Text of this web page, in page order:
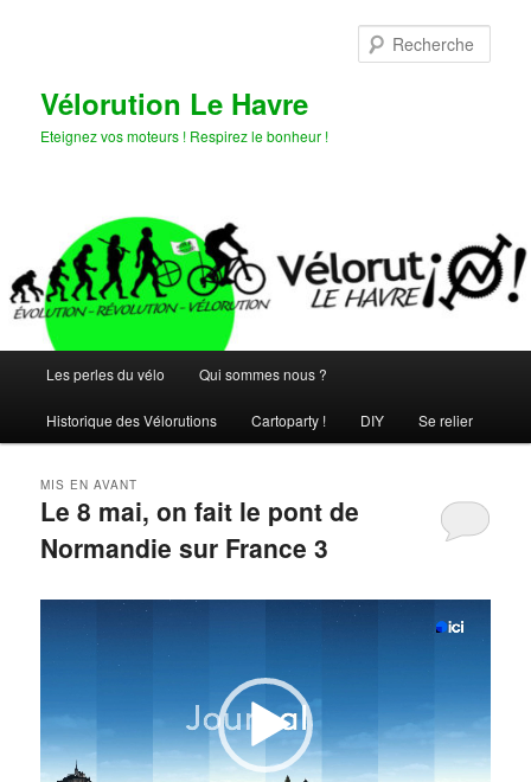
Vélorution Le Havre
Eteignez vos moteurs ! Respirez le bonheur !
principal
Les perles du vélo Qui sommes nous ?
Historique des Vélorutions Cartoparty ! DIY Se relier
Le 8 mai, on fait le pont de
Normandie sur France 3
MIS EN AVANT